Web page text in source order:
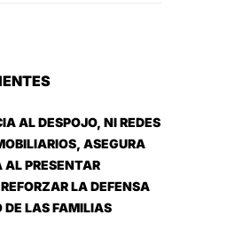
AL DESPOJO, NI REDES
ASEGURA
AL PRESENTAR
LA DEFENSA
DE LAS FAMILIAS